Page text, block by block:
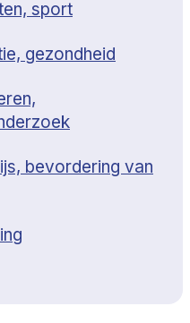
sport
gezondheid
bevordering van